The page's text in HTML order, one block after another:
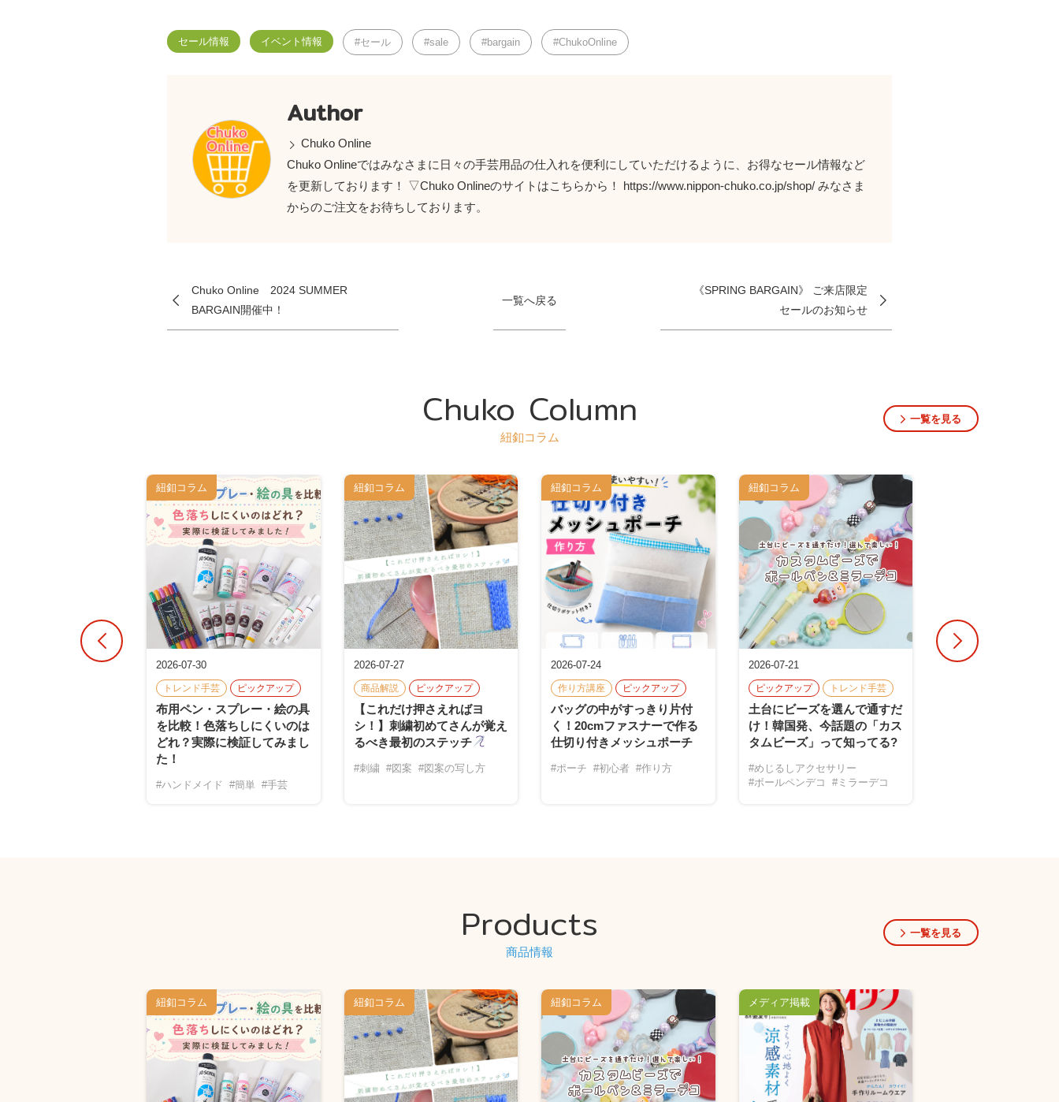
セール情報 イベント情報 セール sale bargain ChukoOnline
Author
Chuko Online
Chuko Onlineではみなさまに日々の手芸用品の仕入れを便利にしていただけるように、お得なセール情報など
を更新しております！ ▽Chuko Onlineのサイトはこちらから！ https://www.nippon-chuko.co.jp/shop/ みなさま
からのご注文をお待ちしております。
Chuko Online 2024 SUMMER
BARGAIN開催中！
一覧へ戻る
《SPRING BARGAIN》 ご来店限定
セールのお知らせ
Chuko Column
紐釦コラム
一覧を見る
2026-07-30
トレンド手芸 ピックアップ
布用ペン・スプレー・絵の具
を比較！色落ちしにくいのは
どれ？実際に検証してみまし
た！
#ハンドメイド #簡単 #手芸
紐釦コラム
2026-07-27
商品解説 ピックアップ
【これだけ押さえればヨ
シ！】刺繍初めてさんが覚え
るべき最初のステッチ
#刺繍 #図案 #図案の写し方
紐釦コラム
2026-07-24
作り方講座 ピックアップ
バッグの中がすっきり片付
く！20cmファスナーで作る
仕切り付きメッシュポーチ
#ポーチ #初心者 #作り方
紐釦コラム
2026-07-21
ピックアップ トレンド手芸
土台にビーズを選んで通すだ
け！韓国発、今話題の「カス
タムビーズ」って知ってる?
#めじるしアクセサリー
#ボールペンデコ
#ミラーデコ
紐釦コラム
2026-07-17
Products
商品情報
一覧を見る
紐釦コラム 紐釦コラム 紐釦コラム メディア掲載